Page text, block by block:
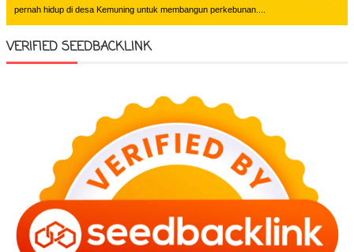
pernah hidup di desa Kemuning untuk membangun perkebunan....
VERIFIED SEEDBACKLINK